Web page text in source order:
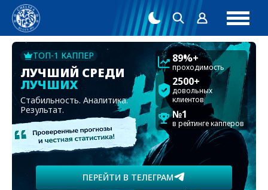
ТОП-1 КАППЕР
ЛУЧШИЙ СРЕДИ
ЛУЧШИХ
Стабильность. Аналитика.
Результат.
89%+
проходимость
2500+
довольных
клиентов
№1
в рейтинге капперов
ПЕРЕЙТИ В ТЕЛЕГРАМ